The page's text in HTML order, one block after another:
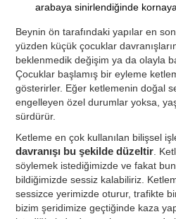
arabaya sinirlendiğinde
Beynin ön tarafındaki yapılar en
yüzden küçük çocuklar
beklenmedik değişim ya da olayla
Çocuklar başlamış bir eyleme
gösterirler. Eğer ketlemenin doğal
engelleyen özel durumlar yoksa,
sürdürür.
Ketleme en çok kullanılan bilişsel
davranışı bu şekilde düzeltir .
söylemek istediğimizde ve fakat
bildiğimizde sessiz kalabiliriz.
sessizce yerimizde oturur, trafikte
bizim şeridimize geçtiğinde kaza